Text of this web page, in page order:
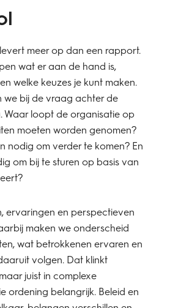
meer op dan een rapport.
wat er aan de hand is,
welke keuzes je kunt maken.
we bij de vraag achter de
Waar loopt de organisatie op
moeten worden genomen?
nodig om verder te komen? En
om bij te sturen op basis van
ervaringen en perspectieven
maken we onderscheid
wat betrokkenen ervaren en
volgen. Dat klinkt
juist in complexe
ordening belangrijk. Beleid en